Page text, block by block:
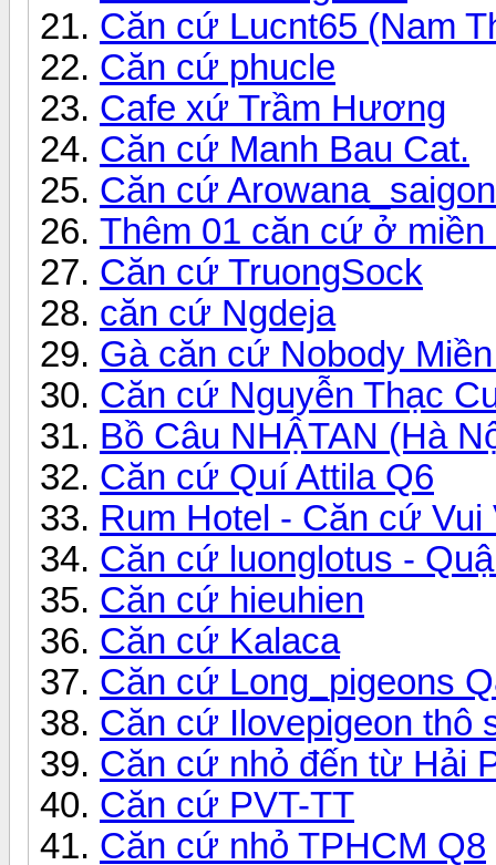
Căn cứ Lucnt65 (Nam
Căn cứ phucle
Cafe xứ Trầm Hương
Căn cứ Manh Bau Cat.
Căn cứ Arowana_saigon
Thêm 01 căn cứ ở miền
Căn cứ TruongSock
căn cứ Ngdeja
Gà căn cứ Nobody
Căn cứ Nguyễn Thạc
Bồ Câu NHẬTAN (Hà
Căn cứ Quí Attila Q6
Rum Hotel - Căn cứ Vui
Căn cứ luonglotus -
Căn cứ hieuhien
Căn cứ Kalaca
Căn cứ Long_pigeons
Căn cứ Ilovepigeon thô
Căn cứ nhỏ đến từ Hải
Căn cứ PVT-TT
Căn cứ nhỏ TPHCM Q8